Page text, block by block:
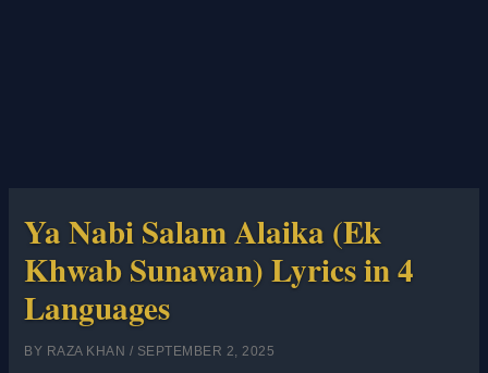
Ya Nabi Salam Alaika (Ek
Khwab Sunawan) Lyrics in 4
Languages
BY RAZA KHAN / SEPTEMBER 2, 2025